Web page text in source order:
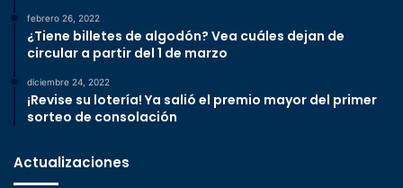
febrero 26, 2022
¿Tiene billetes de algodón? Vea cuáles dejan de
circular a partir del 1 de marzo
diciembre 24, 2022
¡Revise su lotería! Ya salió el premio mayor del primer
sorteo de consolación
Actualizaciones